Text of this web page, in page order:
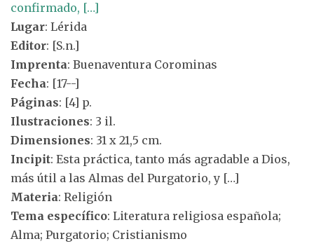
confirmado, […]
Lugar: Lérida
Editor: [S.n.]
Imprenta: Buenaventura Corominas
Fecha: [17--]
Páginas: [4] p.
Ilustraciones: 3 il.
Dimensiones: 31 x 21,5 cm.
Incipit: Esta práctica, tanto más agradable a Dios,
más útil a las Almas del Purgatorio, y […]
Materia: Religión
Tema específico: Literatura religiosa española;
Alma; Purgatorio; Cristianismo